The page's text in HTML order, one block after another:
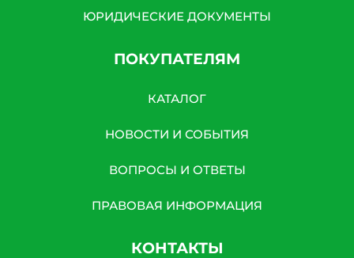
ЮРИДИЧЕСКИЕ ДОКУМЕНТЫ
ПОКУПАТЕЛЯМ
КАТАЛОГ
НОВОСТИ И СОБЫТИЯ
ВОПРОСЫ И ОТВЕТЫ
ПРАВОВАЯ ИНФОРМАЦИЯ
КОНТАКТЫ